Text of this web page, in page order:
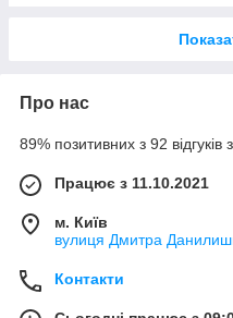
Про нас
89% позитивних з 92 відгуків
Працює з 11.10.2021
м. Київ
вулиця Дмитра
Контакти